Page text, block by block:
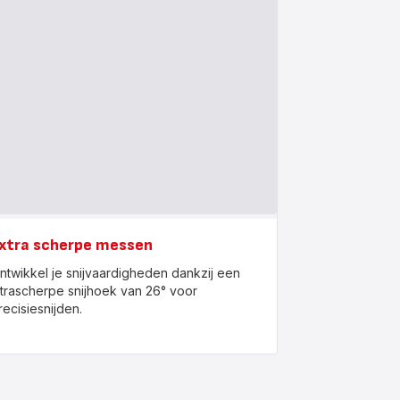
scherpe messen
je snijvaardigheden dankzij een
snijhoek van 26° voor